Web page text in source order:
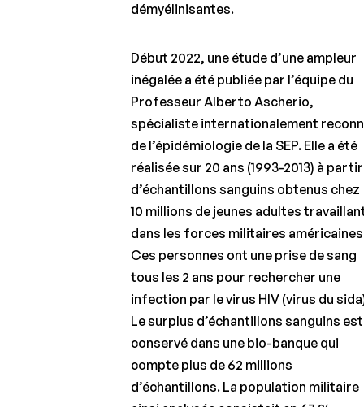
remyélinisation :
démyélinisantes.
Début 2022, une étude d’une ampleur
inégalée a été publiée par l’équipe du
Professeur Alberto Ascherio,
spécialiste internationalement
de l’épidémiologie de la SEP. Elle a été
réalisée sur 20 ans (1993-2013) à partir
d’échantillons sanguins obtenus chez
10 millions de jeunes adultes
dans les forces militaires
Ces personnes ont une prise de sang
tous les 2 ans pour rechercher une
infection par le virus HIV (virus du
Le surplus d’échantillons sanguins est
conservé dans une bio-banque qui
compte plus de 62 millions
d’échantillons. La population militaire